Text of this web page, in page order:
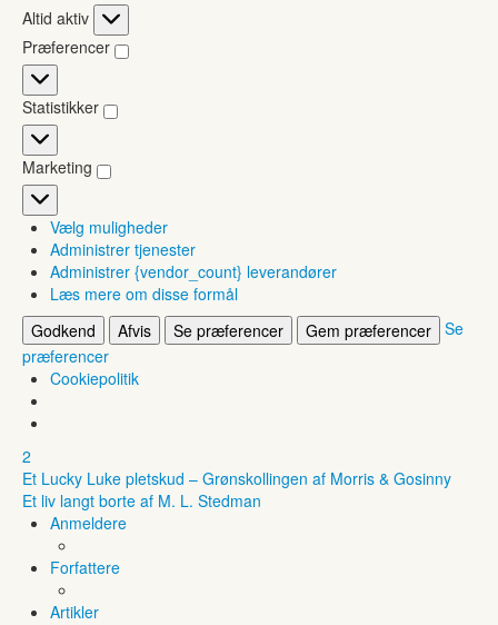
Funktionsdygtig
Altid aktiv
Præferencer
Præferencer
Statistikker
Statistikker
Marketing
Marketing
Vælg muligheder
Administrer tjenester
Administrer {vendor_count} leverandører
Læs mere om disse formål
Godkend
Afvis Se præferencer Gem præferencer Se
præferencer
Cookiepolitik
2
Et Lucky Luke pletskud – Grønskollingen af Morris & Gosinny
Et liv langt borte af M. L. Stedman
Anmeldere
Forfattere
Artikler